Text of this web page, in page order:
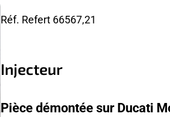
Réf. Refert 66567,21
Injecteur
Pièce démontée sur Ducati